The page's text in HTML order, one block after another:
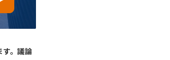
す。議論